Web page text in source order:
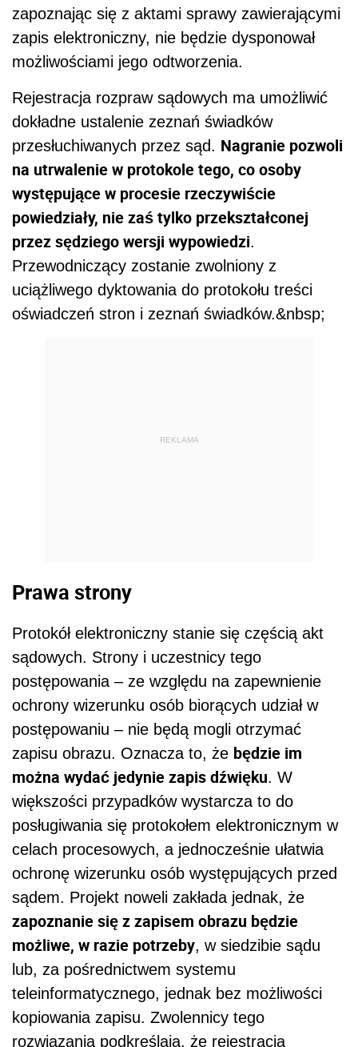
zapoznając się z aktami sprawy zawierającymi
zapis elektroniczny, nie będzie dysponował
możliwościami jego odtworzenia.
Rejestracja rozpraw sądowych ma umożliwić
dokładne ustalenie zeznań świadków
przesłuchiwanych przez sąd. Nagranie pozwoli
na utrwalenie w protokole tego, co osoby
występujące w procesie rzeczywiście
powiedziały, nie zaś tylko przekształconej
przez sędziego wersji wypowiedzi.
Przewodniczący zostanie zwolniony z
uciążliwego dyktowania do protokołu treści
oświadczeń stron i zeznań świadków.&nbsp;
REKLAMA
Prawa strony
Protokół elektroniczny stanie się częścią akt
sądowych. Strony i uczestnicy tego
postępowania – ze względu na zapewnienie
ochrony wizerunku osób biorących udział w
postępowaniu – nie będą mogli otrzymać
zapisu obrazu. Oznacza to, że będzie im
można wydać jedynie zapis dźwięku. W
większości przypadków wystarcza to do
posługiwania się protokołem elektronicznym w
celach procesowych, a jednocześnie ułatwia
ochronę wizerunku osób występujących przed
sądem. Projekt noweli zakłada jednak, że
zapoznanie się z zapisem obrazu będzie
możliwe, w razie potrzeby, w siedzibie sądu
lub, za pośrednictwem systemu
teleinformatycznego, jednak bez możliwości
kopiowania zapisu. Zwolennicy tego
rozwiązania podkreślają, że rejestracja